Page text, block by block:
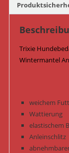
Trixie
Wintermantel
weichem
Wattierung
elastischem
Anleinschlitz